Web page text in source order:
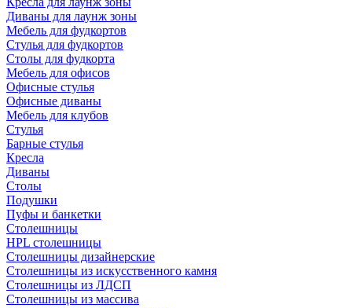
Диваны для лаунж зоны
Мебель для фудкортов
Стулья для фудкортов
Столы для фудкорта
Мебель для офисов
Офисные стулья
Офисные диваны
Мебель для клубов
Стулья
Барные стулья
Кресла
Диваны
Столы
Подушки
Пуфы и банкетки
Столешницы
HPL столешницы
Столешницы дизайнерские
Столешницы из искусственного камня
Столешницы из ЛДСП
Столешницы из массива